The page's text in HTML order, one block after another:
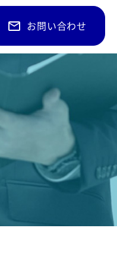
mail_outline お問い合わせ